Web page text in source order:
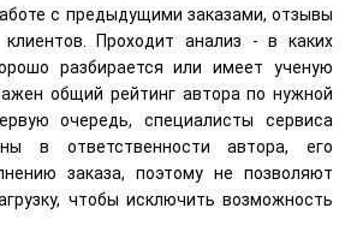
с предыдущими заказами, отзывы
Проходит анализ - в каких
разбирается или имеет ученую
общий рейтинг автора по нужной
очередь, специалисты сервиса
в ответственности автора, его
заказа, поэтому не позволяют
чтобы исключить возможность